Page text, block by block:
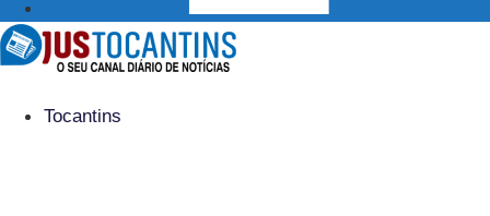
Tocantins